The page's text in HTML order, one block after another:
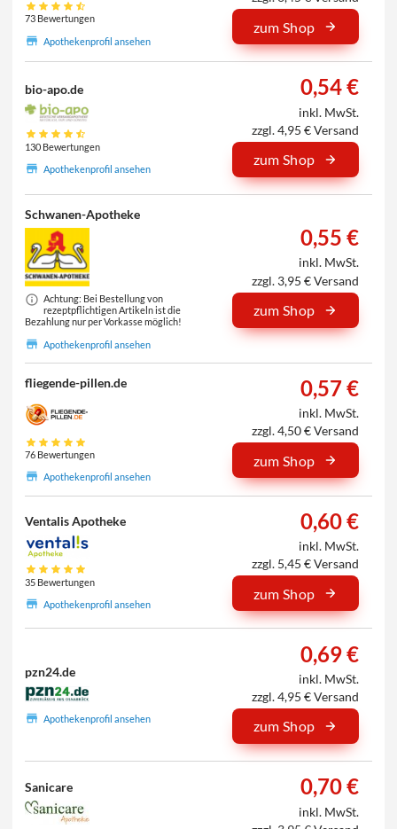
73 Bewertungen
Apothekenprofil ansehen
zum Shop
bio-apo.de
130 Bewertungen
Apothekenprofil ansehen
0,54 €
inkl. MwSt.
zzgl. 4,95 € Versand
zum Shop
Schwanen-Apotheke
Achtung: Bei Bestellung von
rezeptpflichtigen Artikeln ist die
Bezahlung nur per Vorkasse möglich!
Apothekenprofil ansehen
0,55 €
inkl. MwSt.
zzgl. 3,95 € Versand
zum Shop
fliegende-pillen.de
76 Bewertungen
Apothekenprofil ansehen
0,57 €
inkl. MwSt.
zzgl. 4,50 € Versand
zum Shop
Ventalis Apotheke
35 Bewertungen
Apothekenprofil ansehen
0,60 €
inkl. MwSt.
zzgl. 5,45 € Versand
zum Shop
pzn24.de
Apothekenprofil ansehen
0,69 €
inkl. MwSt.
zzgl. 4,95 € Versand
zum Shop
Sanicare 0,70 €
inkl. MwSt.